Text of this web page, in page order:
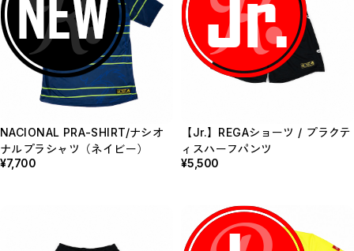
NACIONAL PRA-SHIRT/ナシオ
ナルプラシャツ（ネイビー）
¥7,700
【Jr.】REGAショーツ / プラクテ
ィスハーフパンツ
¥5,500